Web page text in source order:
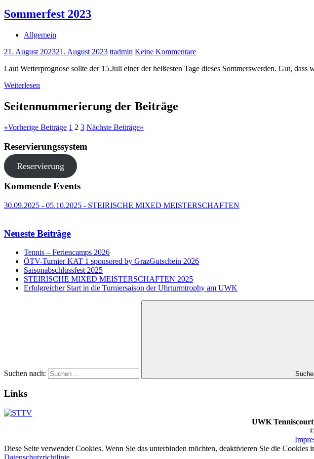
Sommerfest 2023
Allgemein
21. August 202321. August 2023 ttadmin Keine Kommentare
Laut Wetterprognose sollte der 15.Juli einer der heißesten Tage dieses Sommerswerden. Gut,
Weiterlesen
Seitennummerierung der Beiträge
«Vorherige Beiträge 1 2 3 Nächste Beiträge»
Reservierungssystem
Reservierung
Kommende Events
30.09.2025 - 05.10.2025 - STEIRISCHE MIXED MEISTERSCHAFTEN
Neueste Beiträge
Tennis – Feriencamps 2026
ÖTV-Turnier KAT 1 sponsored by GrazGutschein 2026
Saisonabschlussfest 2025
STEIRISCHE MIXED MEISTERSCHAFTEN 2025
Erfolgreicher Start in die Turniersaison der Uhrturmtrophy am UWK
Suchen nach:
Links
UWK Tenniscourt
Diese Seite verwendet Cookies. Wenn Sie das unterbinden möchten, deaktivieren Sie die
Datenschutzrichtlinie